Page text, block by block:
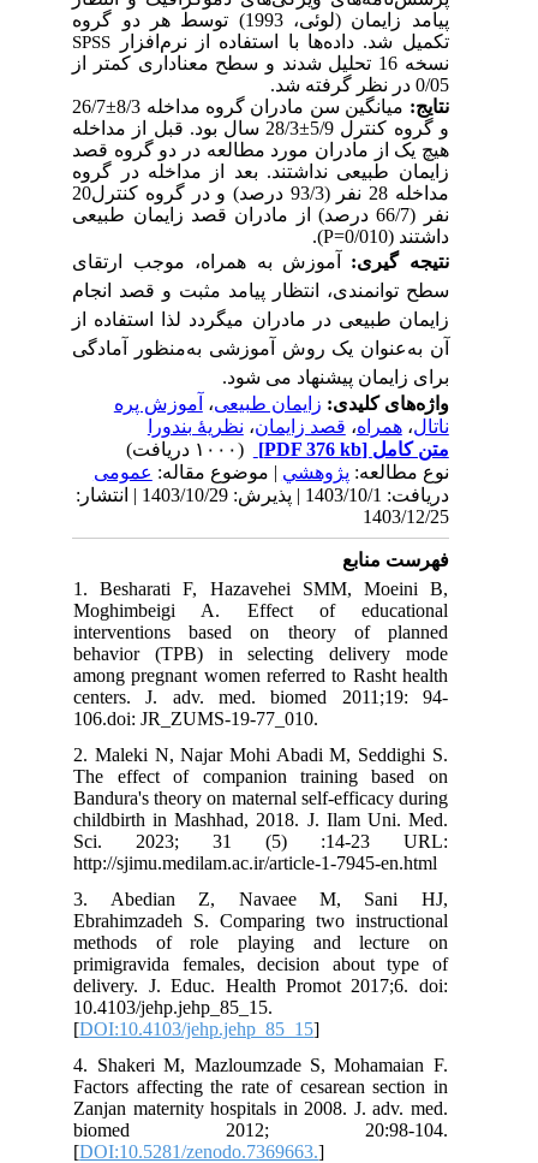
پیامد زایمان (لوئی، 1993) توسط هر دو گروه
تکمیل شد. داده‌ها با استفاده از نرم‌افزار SPSS
نسخه 16 تحلیل شدند و سطح معناداری کمتر از
میانگین سن مادران گروه مداخله 8/3 ±
26/7
و گروه کنترل 5/9
±28/3 سال بود.
قبل از مداخله
هیچ یک از مادران مورد مطالعه در دو گروه قصد
زایمان طبیعی نداشتند. بعد از مداخله در گروه
مداخله 28 نفر (93/3 درصد) و در گروه کنترل20
نفر (66/7 درصد) از مادران قصد زایمان طبیعی
P
)
.
نتیجه­ گیری:آموزش به همراه، موجب ارتقای
سطح توانمندی، انتظار پیامد مثبت و قصد انجام
زایمان طبیعی در مادران می­گردد لذا استفاده از
آن به‌عنوان یک روش آموزشی به‌منظور آمادگی
برای زایمان پیشنهاد می­ شود.
واژه‌های کلیدی:زایمان طبیعی، آموزش پره
همراه ،قصد زایمان، نظریۀ بندورا
متن کامل[PDF 376 kb]
(۱۰۰۰ دریافت)
نوع مطالعه:پژوهشي| موضوع مقاله:عمومى
دریافت: 1403/10/1 | پذیرش: 1403/10/29 | انتشار:
1403/12/25
فهرست منابع
1. Besharati F, Hazavehei SMM, Moeini B,
Moghimbeigi A. Effect of educational
interventions based on theory of planned
behavior (TPB) in selecting delivery mode
among pregnant women referred to Rasht health
centers. J. adv. med. biomed 2011;19: 94-
106.doi: JR_ZUMS-19-77_010.
2. Maleki N, Najar Mohi Abadi M, Seddighi S.
The effect of companion training based on
Bandura's theory on maternal self-efficacy during
childbirth in Mashhad, 2018. J. Ilam Uni. Med.
Sci. 2023; 31 (5) :14-23 URL:
http://sjimu.medilam.ac.ir/article-1-7945-en.html
3. Abedian Z, Navaee M, Sani HJ,
Ebrahimzadeh S. Comparing two instructional
methods of role playing and lecture on
primigravida females, decision about type of
delivery. J. Educ. Health Promot 2017;6. doi:
10.4103/jehp.jehp_85_15.
[DOI:10.4103/jehp.jehp_85_15
4. Shakeri M, Mazloumzade S, Mohamaian F.
Factors affecting the rate of cesarean section in
Zanjan maternity hospitals in 2008. J. adv. med.
biomed 2012; 20:98-104.
[DOI:10.5281/zenodo.7369663.